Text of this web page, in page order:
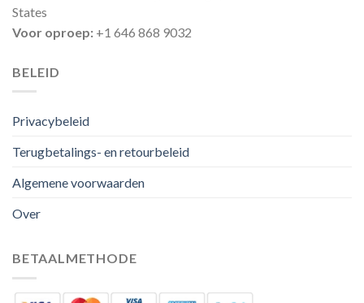
States
Voor oproep: +1 646 868 9032
BELEID
Privacybeleid
Terugbetalings- en retourbeleid
Algemene voorwaarden
Over
BETAALMETHODE